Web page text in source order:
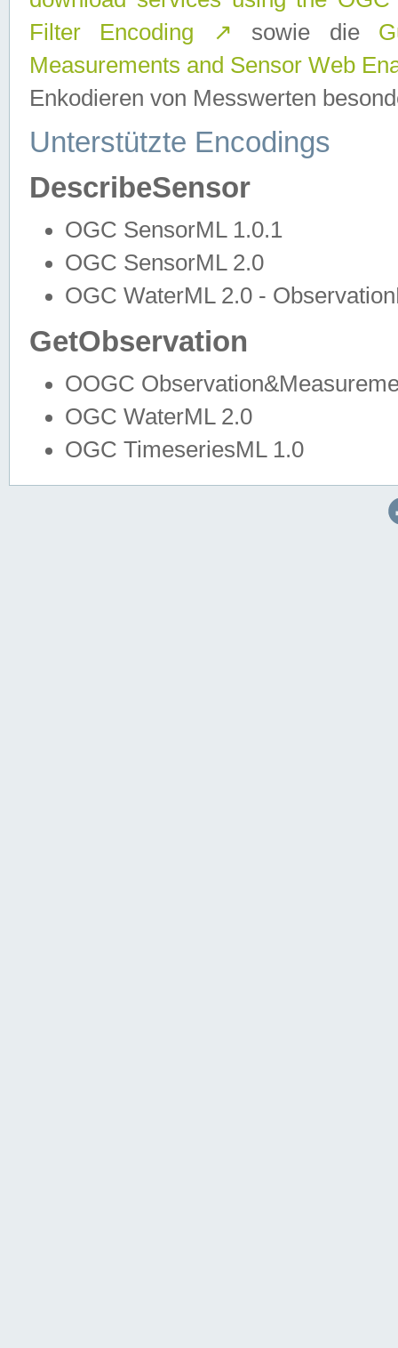
Filter Encoding
↗ sowie die
Measurements and Sensor Web
Enkodieren von Messwerten
Unterstützte Encodings
DescribeSensor
OGC SensorML 1.0.1
OGC SensorML 2.0
OGC WaterML 2.0 -
GetObservation
OOGC
OGC WaterML 2.0
OGC TimeseriesML 1.0